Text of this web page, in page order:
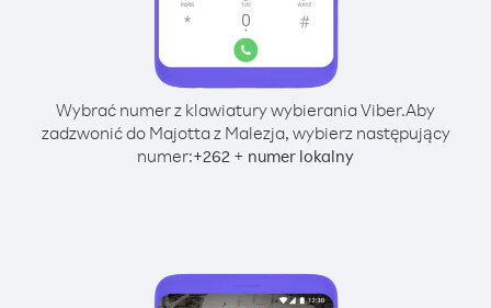
Wybrać numer z klawiatury wybierania Viber.Aby
zadzwonić do Majotta z Malezja, wybierz następujący
numer:+262 + numer lokalny